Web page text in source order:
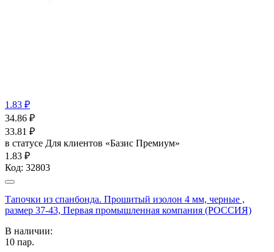
1.83 ₽
34.86 ₽
33.81 ₽
в статусе Для клиентов «Базис Премиум»
1.83 ₽
Код: 32803
Тапочки из спанбонда. Прошитый изолон 4 мм, черные ,
размер 37-43, Первая промышленная компания (РОССИЯ)
В наличии:
10 пар.